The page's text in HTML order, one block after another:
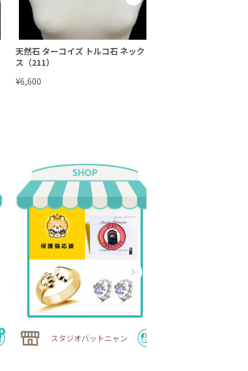
天然石 ターコイズ トルコ石 ネックレ
ス（211）
¥6,600
スタジオバットニャン